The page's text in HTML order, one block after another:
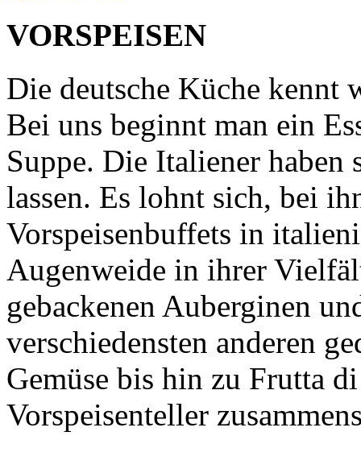
VORSPEISEN
Die deutsche Küche kennt
Bei uns beginnt man ein
Suppe. Die Italiener
lassen. Es lohnt sich, bei
Vorspeisenbuffets in
Augenweide in ihrer
gebackenen Auberginen
verschiedensten anderen
Gemüse bis hin zu Frutta
Vorspeisenteller